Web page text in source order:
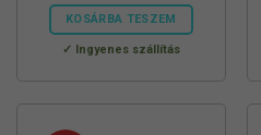
990 Ft.
790 Ft.
KOSÁRBA TESZEM
Ingyenes szállítás